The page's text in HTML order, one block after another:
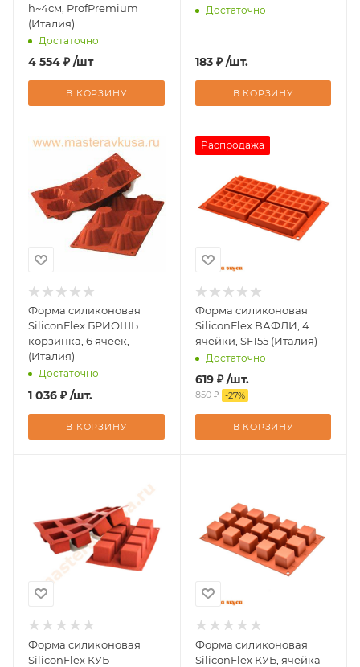
h~4см, ProfPremium
(Италия)
Достаточно
4 554 ₽ /шт
В КОРЗИНУ
Достаточно
183 ₽ /шт.
В КОРЗИНУ
Форма силиконовая
SiliconFlex БРИОШЬ
корзинка, 6 ячеек,
(Италия)
Достаточно
1 036 ₽ /шт.
В КОРЗИНУ
Распродажа
Форма силиконовая
SiliconFlex ВАФЛИ, 4
ячейки, SF155 (Италия)
Достаточно
619 ₽ /шт.
850 ₽ -27%
В КОРЗИНУ
Форма силиконовая
SiliconFlex КУБ
Форма силиконовая
SiliconFlex КУБ, ячейка